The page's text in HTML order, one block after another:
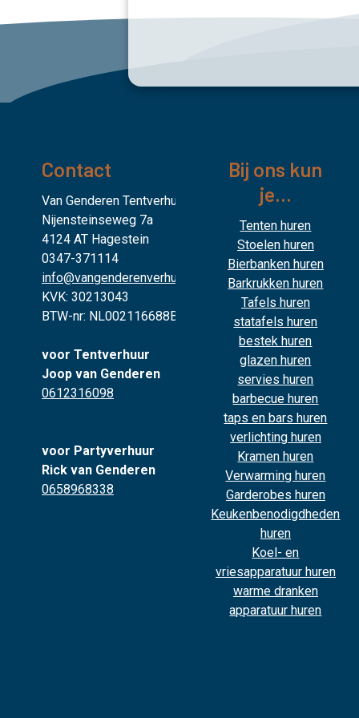
Contact
Van Genderen Tentverhuur
Nijensteinseweg 7a
4124 AT Hagestein
0347-371114
info@vangenderenverhuur.nl
KVK: 30213043
BTW-nr: NL002116688B02
voor Tentverhuur
Joop van Genderen
0612316098
voor Partyverhuur
Rick van Genderen
0658968338
Bij ons kun
je...
Tenten huren
Stoelen huren
Bierbanken huren
Barkrukken huren
Tafels huren
statafels huren
bestek huren
glazen huren
servies huren
barbecue huren
taps en bars huren
verlichting huren
Kramen huren
Verwarming huren
Garderobes huren
Keukenbenodigdheden
huren
Koel- en
vriesapparatuur huren
warme dranken
apparatuur huren